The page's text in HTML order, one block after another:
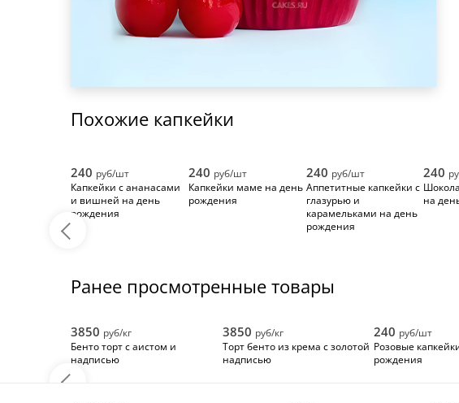
Похожие капкейки
240 руб/шт
Капкейки с ананасами
и вишней на день
рождения
240 руб/шт
Капкейки маме на день
рождения
240 руб/шт
Аппетитные капкейки с
глазурью и
карамельками на день
рождения
240
на
Ранее просмотренные товары
3850 руб/кг
Бенто торт с аистом и
надписью
3850 руб/кг
Торт бенто из крема с золотой
надписью
240 руб/шт
Розовые
рождения